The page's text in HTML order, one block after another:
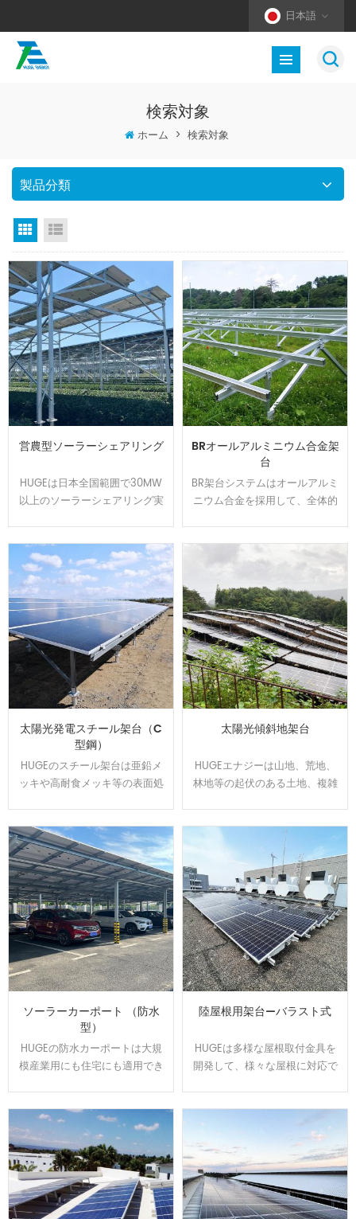
日本語
検索対象
ホーム > 検索対象
製品分類
グリッドビュー
営農型ソーラーシェアリング
HUGEは日本全国範囲で30MW
以上のソーラーシェアリング実
発して、太陽光パネルの影が夏
の高温から作物や耕作者を守り
ます。農地資源の有効活用と経
済収益をアップするのはお客様
から良い評判を貰いました。
BRオールアルミニウム合金架
台
BR架台システムはオールアルミ
ニウム合金を採用して、全体的
ンに取り付けられます、太陽光
発電システムを設置する時間と
コストは節約できます。アルミ
表面は陽極処理で、耐食性が強
くて、太陽光架台は悪質な環境
で長い使用寿命を確保できま
す。
太陽光発電スチール架台（C
型鋼）
HUGEのスチール架台は亜鉛メ
ッキや高耐食メッキ等の表面処
量鉄骨構造で、スパンを最大化
し、基礎数を抑えたご提案が可
能です。他の材質に比べ値段が
安いです。
太陽光傾斜地架台
HUGEエナジーは山地、荒地、
林地等の起伏のある土地、複雑
100MW以上の実績経験あり、開
発した回転金具はいろいろな土
地傾斜問題を解決できます。
ソーラーカーポート （防水
型）
HUGEの防水カーポートは大規
模産業用にも住宅にも適用でき
になります。太陽光の発電力を
維持しながら、雨の日の水漏れ
に悩む事もなくなります。
陸屋根用架台—バラスト式
HUGEは多様な屋根取付金具を
開発して、様々な屋根に対応で
計、製造可能です。効率よく、
施工性に優れた架台です。